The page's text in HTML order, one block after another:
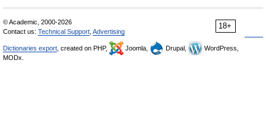
18+
© Academic, 2000-2026
Contact us: Technical Support Advertising
Dictionaries export , created on PHP, Joomla, Drupal,
WordPress,
MODx.